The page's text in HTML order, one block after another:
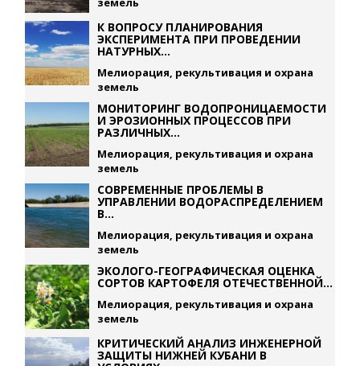
К ВОПРОСУ ПЛАНИРОВАНИЯ
ЭКСПЕРИМЕНТА ПРИ ПРОВЕДЕНИИ
НАТУРНЫХ...
Мелиорация, рекультивация и охрана
земель
МОНИТОРИНГ ВОДОПРОНИЦАЕМОСТИ
И ЭРОЗИОННЫХ ПРОЦЕССОВ ПРИ
РАЗЛИЧНЫХ...
Мелиорация, рекультивация и охрана
земель
СОВРЕМЕННЫЕ ПРОБЛЕМЫ В
УПРАВЛЕНИИ ВОДОРАСПРЕДЕЛЕНИЕМ
В...
Мелиорация, рекультивация и охрана
земель
ЭКОЛОГО-ГЕОГРАФИЧЕСКАЯ ОЦЕНКА
СОРТОВ КАРТОФЕЛЯ ОТЕЧЕСТВЕННОЙ...
Мелиорация, рекультивация и охрана
земель
КРИТИЧЕСКИЙ АНАЛИЗ ИНЖЕНЕРНОЙ
ЗАЩИТЫ НИЖНЕЙ КУБАНИ В